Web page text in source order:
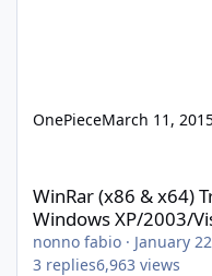
OnePieceMarch 11,
WinRar (x86 & x64)
Windows XP/2003/
nonno fabio · January
3 replies6,963 views